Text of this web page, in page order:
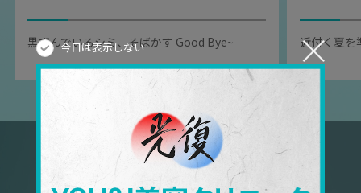
黒ずんでいるシミ、そばかす Good Bye~ 近付く夏を
綺麗になる時間, YOU&I
今日は表示しない